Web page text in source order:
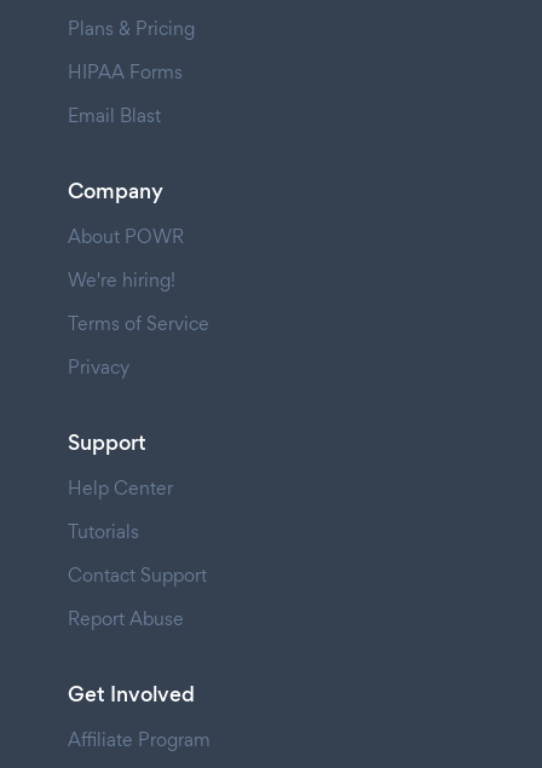
Plans & Pricing
HIPAA Forms
Email Blast
Company
About POWR
We're hiring!
Terms of Service
Privacy
Support
Help Center
Tutorials
Contact Support
Report Abuse
Get Involved
Affiliate Program